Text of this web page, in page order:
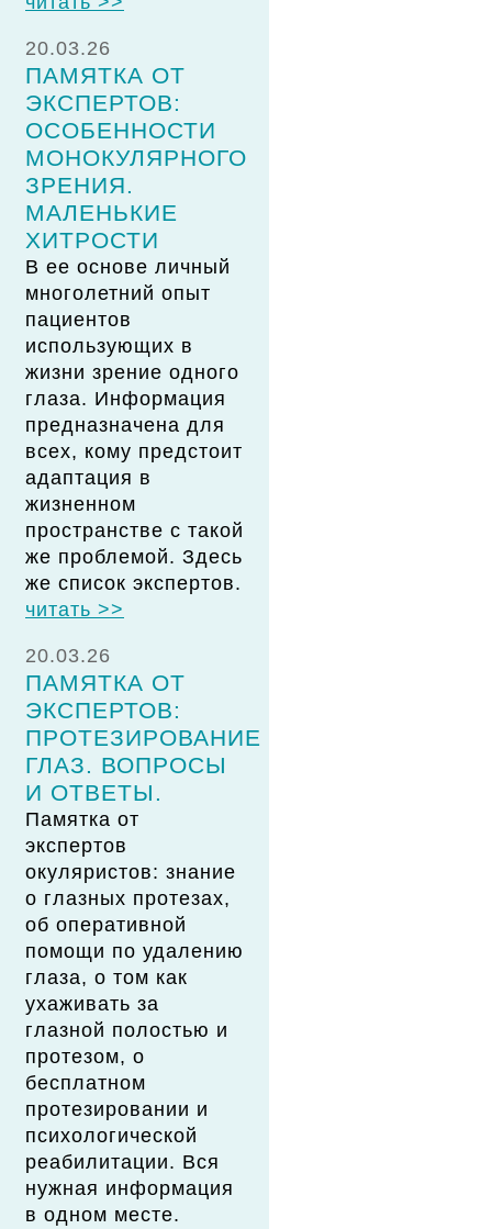
20.03.26
ПАМЯТКА ОТ
ЭКСПЕРТОВ:
ОСОБЕННОСТИ
МОНОКУЛЯРНОГО
ЗРЕНИЯ.
МАЛЕНЬКИЕ
ХИТРОСТИ
В ее основе личный
многолетний опыт
пациентов
использующих в
жизни зрение одного
глаза. Информация
предназначена для
всех, кому предстоит
адаптация в
жизненном
пространстве с такой
же проблемой. Здесь
же список экспертов.
читать >>
20.03.26
ПАМЯТКА ОТ
ЭКСПЕРТОВ:
ПРОТЕЗИРОВАНИЕ
ГЛАЗ. ВОПРОСЫ
И ОТВЕТЫ.
Памятка от
экспертов
окуляристов: знание
о глазных протезах,
об оперативной
помощи по удалению
глаза, о том как
ухаживать за
глазной полостью и
протезом, о
бесплатном
протезировании и
психологической
реабилитации. Вся
нужная информация
в одном месте.